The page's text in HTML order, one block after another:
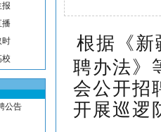
报
播
时
校
公告
根据《
聘办法》
会公开招
开展巡逻